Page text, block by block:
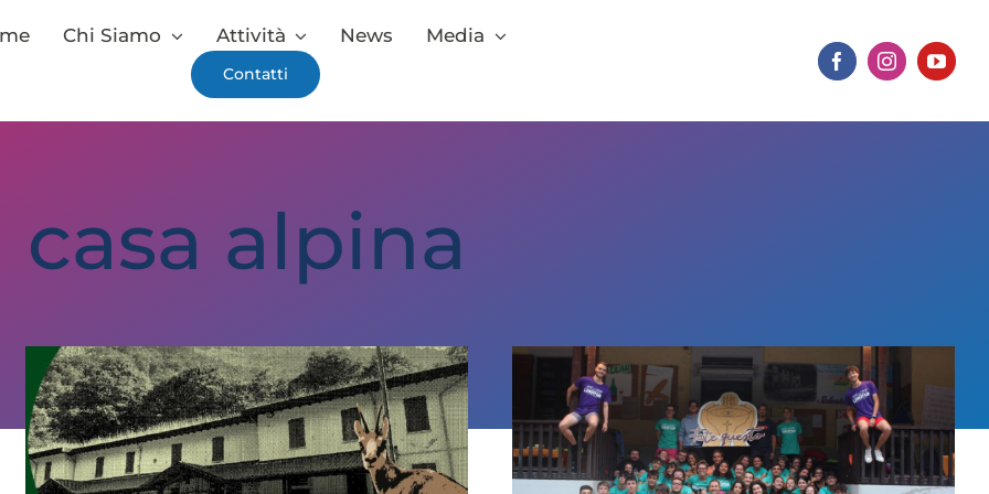
Chi Siamo Attività News Media
Contatti
casa alpina